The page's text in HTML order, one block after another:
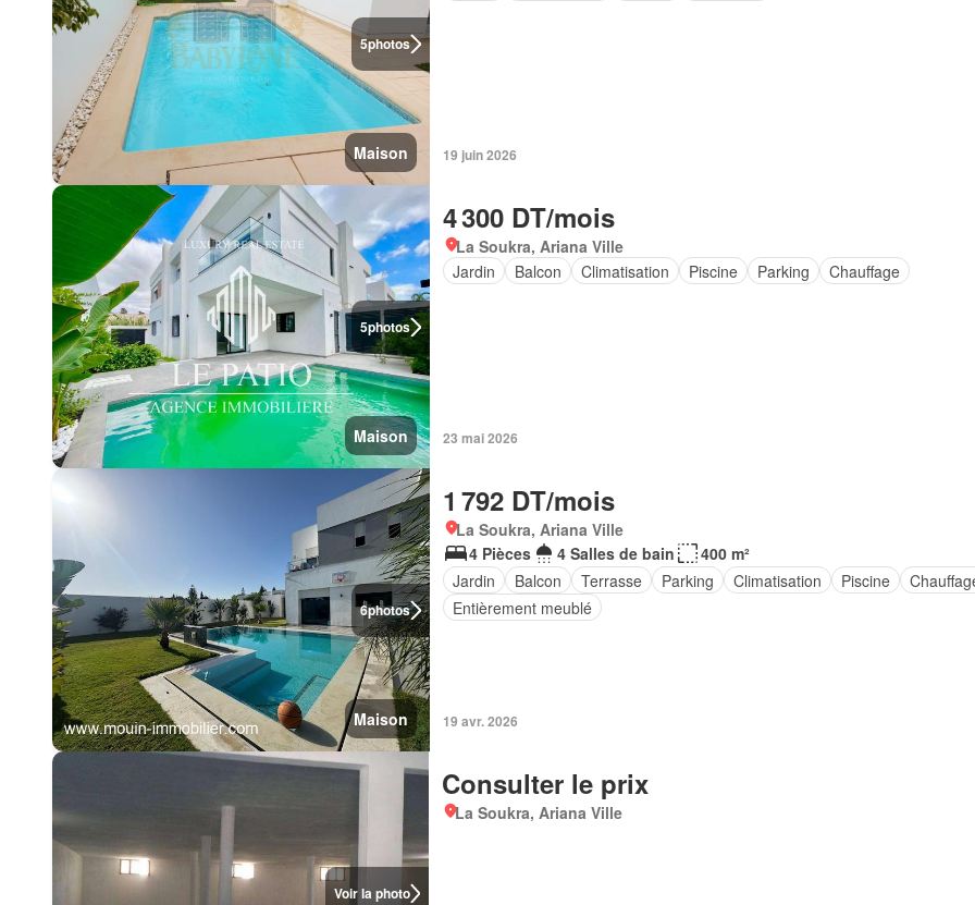
5photos
Maison 19 juin 2026
5photos
Maison
4 300 DT/mois
La Soukra, Ariana Ville
Jardin
Balcon Climatisation Piscine Parking Chauffage
23 mai 2026
6photos
Maison
1 792 DT/mois
La Soukra, Ariana Ville
4 Pièces
4 Salles de bain
400 m²
Jardin
Balcon Terrasse Parking Climatisation Piscine
Entièrement meublé
19 avr. 2026
Voir la photo
Consulter le prix
La Soukra, Ariana Ville